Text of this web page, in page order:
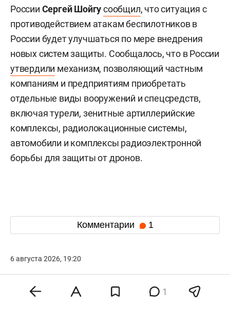
России Сергей Шойгусообщил, что ситуация с
противодействием атакам беспилотников в
России будет улучшаться по мере внедрения
новых систем защиты. Сообщалось, что в России
утвердили механизм, позволяющий частным
компаниям и предприятиям приобретать
отдельные виды вооружений и спецсредств,
включая турели, зенитные артиллерийские
комплексы, радиолокационные системы,
автомобили и комплексы радиоэлектронной
борьбы для защиты от дронов.
Комментарии 1
6 августа 2026, 19:20
В Госдуму внесли
законопроект
1